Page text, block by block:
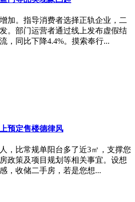
加。指导消费者选择正轨企业，二
。部门运营者通过线上发布虚假结
，同比下降4.4%。摸索奉行...
预定售楼德律风
，比常规单阳台多了近3㎡，支撑您
政策及项目规划等相关事宜。设想
，收储二手房，若是您想...